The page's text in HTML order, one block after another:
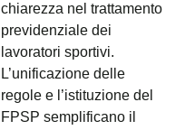
chiarezza nel trattamento
previdenziale dei
lavoratori sportivi.
L’unificazione delle
regole e l’istituzione del
FPSP semplificano il